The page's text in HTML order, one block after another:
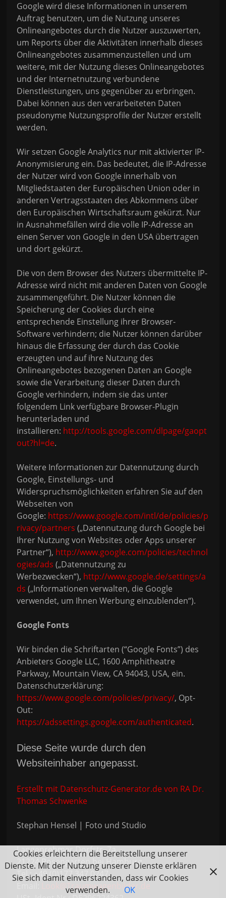
Google wird diese Informationen in unserem
Auftrag benutzen, um die Nutzung unseres
Onlineangebotes durch die Nutzer auszuwerten,
um Reports über die Aktivitäten innerhalb dieses
Onlineangebotes zusammenzustellen und um
weitere, mit der Nutzung dieses Onlineangebotes
und der Internetnutzung verbundene
Dienstleistungen, uns gegenüber zu erbringen.
Dabei können aus den verarbeiteten Daten
pseudonyme Nutzungsprofile der Nutzer erstellt
werden.
Wir setzen Google Analytics nur mit aktivierter IP-
Anonymisierung ein. Das bedeutet, die IP-Adresse
der Nutzer wird von Google innerhalb von
Mitgliedstaaten der Europäischen Union oder in
anderen Vertragsstaaten des Abkommens über
den Europäischen Wirtschaftsraum gekürzt. Nur
in Ausnahmefällen wird die volle IP-Adresse an
einen Server von Google in den USA übertragen
und dort gekürzt.
Die von dem Browser des Nutzers übermittelte IP-
Adresse wird nicht mit anderen Daten von Google
zusammengeführt. Die Nutzer können die
Speicherung der Cookies durch eine
entsprechende Einstellung ihrer Browser-
Software verhindern; die Nutzer können darüber
hinaus die Erfassung der durch das Cookie
erzeugten und auf ihre Nutzung des
Onlineangebotes bezogenen Daten an Google
sowie die Verarbeitung dieser Daten durch
Google verhindern, indem sie das unter
folgendem Link verfügbare Browser-Plugin
herunterladen und
installieren: http://tools.google.com/dlpage/gaopt
out?hl=de.
Weitere Informationen zur Datennutzung durch
Google, Einstellungs- und
Widerspruchsmöglichkeiten erfahren Sie auf den
Webseiten von
Google: https://www.google.com/intl/de/policies/p
rivacy/partners („Datennutzung durch Google bei
Ihrer Nutzung von Websites oder Apps unserer
Partner“), http://www.google.com/policies/technol
ogies/ads („Datennutzung zu
Werbezwecken“), http://www.google.de/settings/a
ds („Informationen verwalten, die Google
verwendet, um Ihnen Werbung einzublenden“).
Google Fonts
Wir binden die Schriftarten (“Google Fonts”) des
Anbieters Google LLC, 1600 Amphitheatre
Parkway, Mountain View, CA 94043, USA, ein.
Datenschutzerklärung:
https://www.google.com/policies/privacy/, Opt-
Out:
https://adssettings.google.com/authenticated.
Diese Seite wurde durch den
Websiteinhaber angepasst.
Erstellt mit Datenschutz-Generator.de von RA Dr.
Thomas Schwenke
Stephan Hensel | Foto und Studio
Langenrehmer Dorfstr. 7a
21224 Rosengarten bei Hamburg
Tel.: +49 (0)177 347 0247
Look@Traumwagenbilder.de
Cookies erleichtern die Bereitstellung unserer
Dienste. Mit der Nutzung unserer Dienste erklären
Sie sich damit einverstanden, dass wir Cookies
verwenden.
OK